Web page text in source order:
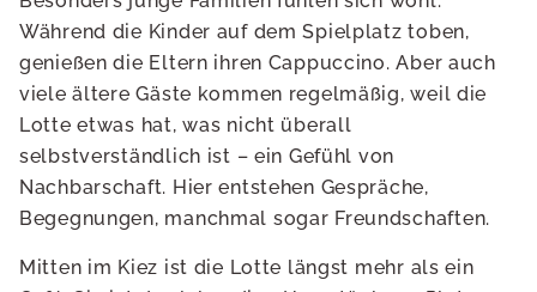
Während die Kinder auf dem Spielplatz toben,
genießen die Eltern ihren Cappuccino. Aber auch
viele ältere Gäste kommen regelmäßig, weil die
Lotte etwas hat, was nicht überall
selbstverständlich ist – ein Gefühl von
Nachbarschaft. Hier entstehen Gespräche,
Begegnungen, manchmal sogar Freundschaften.
Mitten im Kiez ist die Lotte längst mehr als ein